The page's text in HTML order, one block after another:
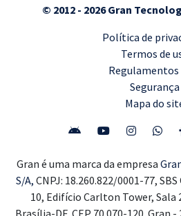
© 2012 - 2026 Gran
Política de
Termos de
Regulamentos
Segurança
Mapa do
Gran é uma marca da empresa
S/A, CNPJ: 18.260.822/0001-77,
10, Edifício Carlton Tower, Sala
Brasília-DF, CEP 70.070-120. Gran